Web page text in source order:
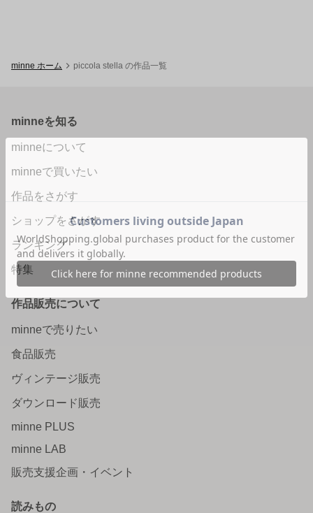
minne ホーム piccola stella の作品一覧
minneを知る
minneについて
minneで買いたい
作品をさがす
ショップをさがす
ランキング
特集
作品販売について
minneで売りたい
食品販売
ヴィンテージ販売
ダウンロード販売
minne PLUS
minne LAB
販売支援企画・イベント
読みもの